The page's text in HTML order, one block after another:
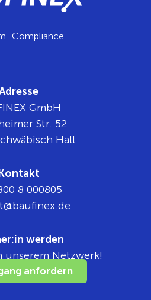
Compliance
GmbH
Str. 52
Hall
Kontakt
8 000805
ed.xe
nifua
werden
unserem Netzwerk!
anfordern